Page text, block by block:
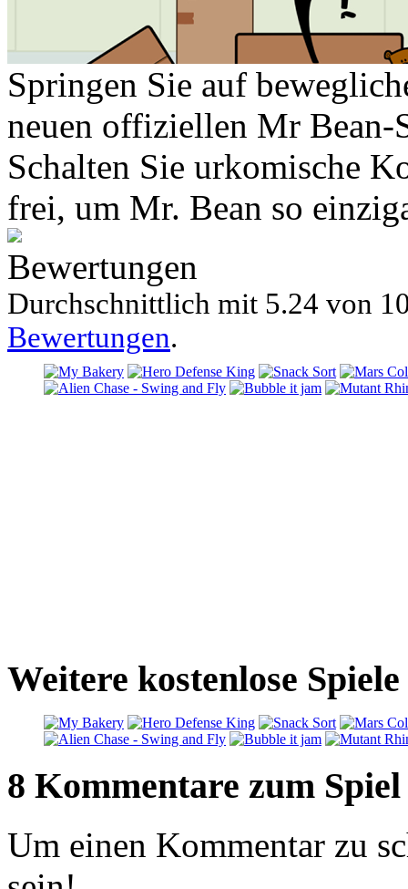
Springen Sie auf
neuen offiziellen Mr
Schalten Sie urkomische
frei, um Mr. Bean so
Bewertungen
Durchschnittlich mit 5.24 von
Bewertungen.
Weitere kostenlose
8 Kommentare zum Spiel
Um einen Kommentar zu